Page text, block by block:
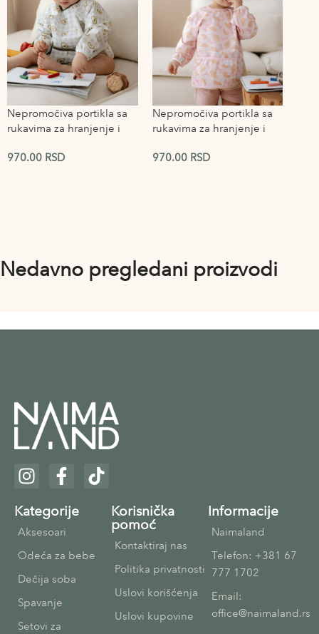
Nepromočiva portikla sa
rukavima za hranjenje i
970.00 RSD
Nepromočiva portikla sa
rukavima za hranjenje i
970.00 RSD
Nedavno pregledani proizvodi
Kategorije
Aksesoari
Odeća za bebe
Dečija soba
Spavanje
Setovi za
Korisnička
pomoć
Kontaktiraj nas
Politika privatnosti
Uslovi korišćenja
Uslovi kupovine
Informacije
Naimaland
Telefon: +381 67
777 1702
Email:
office@naimaland.rs